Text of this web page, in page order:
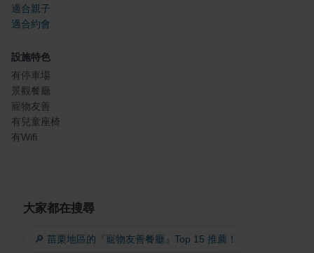
適合親子
適合約會
設施特色
有停車場
景觀餐廳
寵物友善
有兒童座椅
有Wifi
大家都在搜尋
🔎 苗栗地區的『寵物友善餐廳』Top 15 推薦！